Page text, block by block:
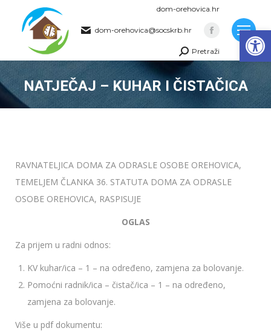
dom-orehovica.hr
dom-orehovica@socskrb.hr
Facebook
page
in
Search:Pretraži
NATJEČAJ – KUHAR I ČISTAČICA
You are here:
RAVNATELJICA DOMA ZA ODRASLE OSOBE OREHOVICA,
TEMELJEM ČLANKA 36. STATUTA DOMA ZA ODRASLE
OSOBE OREHOVICA, RASPISUJE
OGLAS
Za prijem u radni odnos:
KV kuhar/ica – 1 – na određeno, zamjena za bolovanje.
Pomoćni radnik/ica – čistač/ica – 1 – na određeno,
zamjena za bolovanje.
Više u pdf dokumentu: